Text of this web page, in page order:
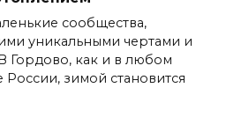
сообщества,
уникальными чертами и
Гордово, как и в любом
России, зимой становится